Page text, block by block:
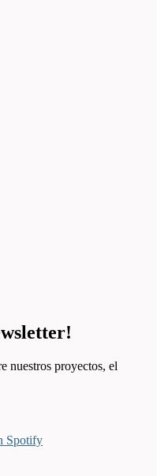
nuestros proyectos, el
Spotify